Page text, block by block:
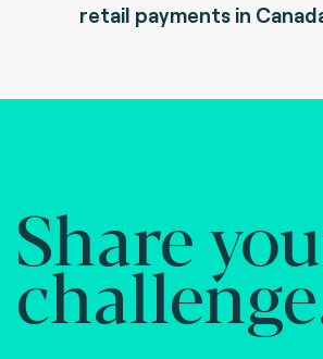
retail payments in
Share